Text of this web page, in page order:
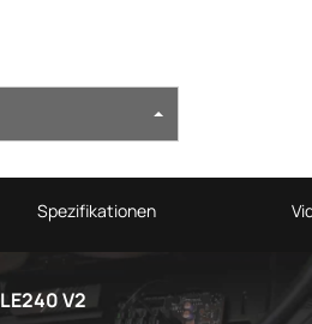
Spezifikationen
LE240 V2